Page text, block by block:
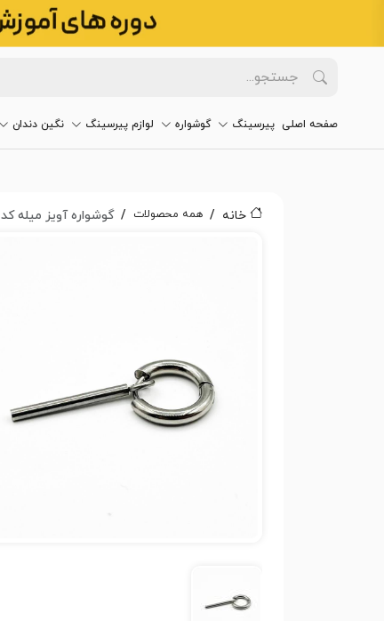
صفحه اصلی پیرسینگ گوشواره لوازم پیرسینگ نگین دندان
خانه همه محصولات گوشواره آویز میله کد 2151